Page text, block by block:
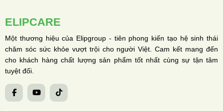
ELIPCARE
Một thương hiệu của Elipgroup - tiên phong kiến tạo hệ sinh thái
chăm sóc sức khỏe vượt trội cho người Việt. Cam kết mang đến
cho khách hàng chất lượng sản phẩm tốt nhất cùng sự tận tâm
tuyệt đối.